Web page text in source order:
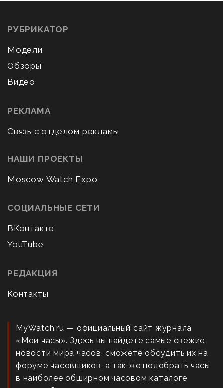
РУБРИКАТОР
Модели
Обзоры
Видео
РЕКЛАМА
Связь с отделом рекламы
НАШИ ПРОЕКТЫ
Moscow Watch Expo
СОЦИАЛЬНЫЕ СЕТИ
ВКонтакте
YouTube
РЕДАКЦИЯ
Контакты
MyWatch.ru — официальный сайт журнала
«Мои часы». Здесь вы найдете самые свежие
новости мира часов, сможете обсудить их на
форуме часовщиков, а так же подобрать часы
в наиболее обширном часовом каталоге